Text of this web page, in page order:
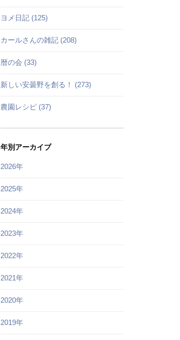
ヨメ日記 (125)
カールさんの雑記 (208)
暦の会 (33)
新しい安曇野を創る！ (273)
農園レシピ (37)
年別アーカイブ
2026年
2025年
2024年
2023年
2022年
2021年
2020年
2019年